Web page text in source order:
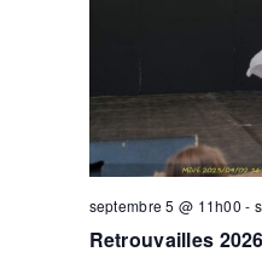
Retrouvailles
septembre 5 @ 11h00 -